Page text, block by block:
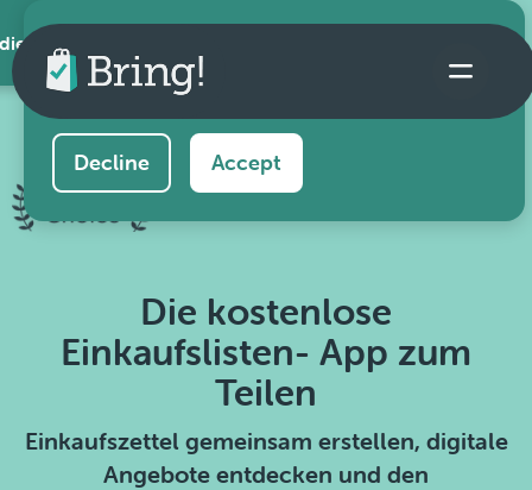
AppThis website uses cookies to ensure you get the
best experience on our website.
Decline Accept
Die kostenlose
Einkaufslisten- App zum
Teilen
Einkaufszettel gemeinsam erstellen, digitale
Angebote entdecken und den